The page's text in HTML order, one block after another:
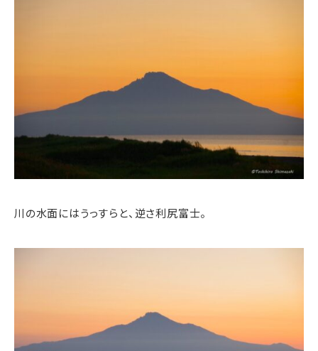
川の水面にはうっすらと、逆さ利尻富士。